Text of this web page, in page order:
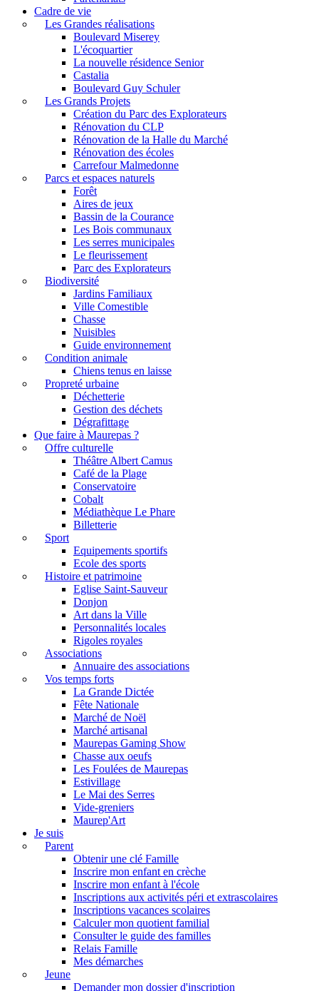
Cadre de vie
Les Grandes réalisations
Boulevard Miserey
L'écoquartier
La nouvelle résidence Senior
Castalia
Boulevard Guy Schuler
Les Grands Projets
Création du Parc des Explorateurs
Rénovation du CLP
Rénovation de la Halle du Marché
Rénovation des écoles
Carrefour Malmedonne
Parcs et espaces naturels
Forêt
Aires de jeux
Bassin de la Courance
Les Bois communaux
Les serres municipales
Le fleurissement
Parc des Explorateurs
Biodiversité
Jardins Familiaux
Ville Comestible
Chasse
Nuisibles
Guide environnement
Condition animale
Chiens tenus en laisse
Propreté urbaine
Déchetterie
Gestion des déchets
Dégrafittage
Que faire à Maurepas ?
Offre culturelle
Théâtre Albert Camus
Café de la Plage
Conservatoire
Cobalt
Médiathèque Le Phare
Billetterie
Sport
Equipements sportifs
Ecole des sports
Histoire et patrimoine
Eglise Saint-Sauveur
Donjon
Art dans la Ville
Personnalités locales
Rigoles royales
Associations
Annuaire des associations
Vos temps forts
La Grande Dictée
Fête Nationale
Marché de Noël
Marché artisanal
Maurepas Gaming Show
Chasse aux oeufs
Les Foulées de Maurepas
Estivillage
Le Mai des Serres
Vide-greniers
Maurep'Art
Je suis
Parent
Obtenir une clé Famille
Inscrire mon enfant en crèche
Inscrire mon enfant à l'école
Inscriptions aux activités péri et extrascolaires
Inscriptions vacances scolaires
Calculer mon quotient familial
Consulter le guide des familles
Relais Famille
Mes démarches
Jeune
Demander mon dossier d'inscription